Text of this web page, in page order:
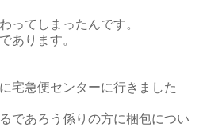
ってしまったんです。
あります。
宅急便センターに行きました
であろう係りの方に梱包につい